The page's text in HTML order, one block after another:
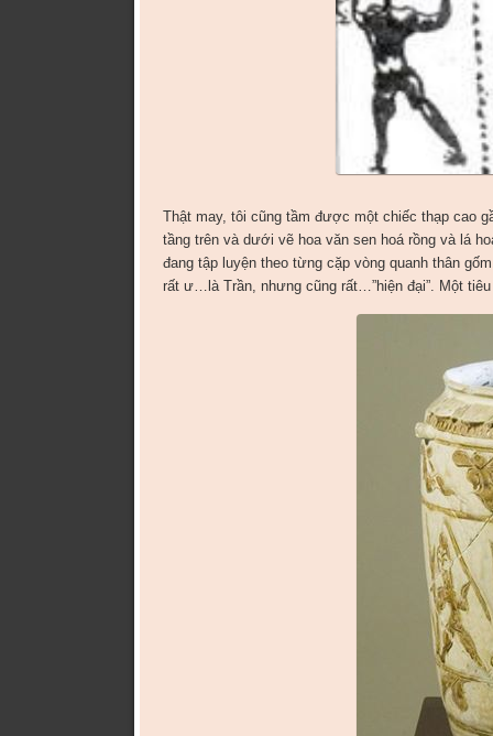
Thật may, tôi cũng tầm được một chiếc thạp cao
tầng trên và dưới vẽ hoa văn sen hoá rồng và lá
đang tập luyện theo từng cặp vòng quanh thân
rất ư…là Trần, nhưng cũng rất…”hiện đại”. Một